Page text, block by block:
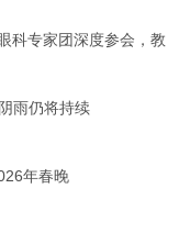
科专家团深度参会，教
雨仍将持续
年春晚